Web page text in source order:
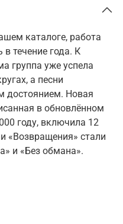
каталоге, работа
течение года. К
группа уже успела
а песни
достоянием. Новая
в обновлённом
году, включила 12
«Возвращения» стали
и «Без обмана».